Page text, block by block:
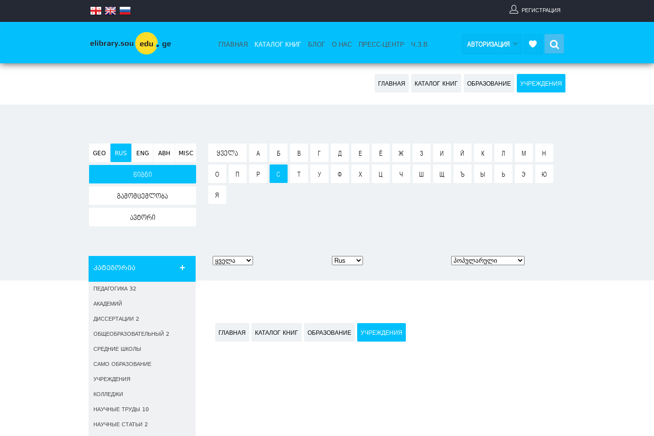
РЕГИСТРАЦИЯ
.
ГЛАВНАЯ КАТАЛОГ КНИГ БЛОГ О НАС ПРЕСС-ЦЕНТР Ч.З.В АВТОРИЗАЦИЯ
ГЛАВНАЯ КАТАЛОГ КНИГ ОБРАЗОВАНИЕ УЧРЕЖДЕНИЯ
GEO RUS ENG ABH MISC
წიგნი
გამომცემლობა
ავტორი
ᲧᲕᲔᲚᲐ А Б В Г Д Е Ё Ж З И Й К Л М Н
О П Р С Т У Ф Х Ц Ч Ш Щ Ъ Ы Ь Э Ю
Я
კატეგორია
ПЕДАГОГИКА 32
АКАДЕМИЙ
ДИССЕРТАЦИИ 2
ОБЩЕОБРАЗОВАТЕЛЬНЫЙ 2
СРЕДНИЕ ШКОЛЫ
САМО ОБРАЗОВАНИЕ
УЧРЕЖДЕНИЯ
КОЛЛЕДЖИ
НАУЧНЫЕ ТРУДЫ 10
НАУЧНЫЕ СТАТЬИ 2
ГЛАВНАЯ КАТАЛОГ КНИГ ОБРАЗОВАНИЕ УЧРЕЖДЕНИЯ